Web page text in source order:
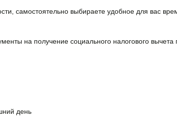
самостоятельно выбираете удобное для вас
на получение cоциального налогового вычета
день